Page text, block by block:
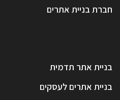
חברת בניית אתרים
בניית אתר תדמית
בניית אתרים לעסקים